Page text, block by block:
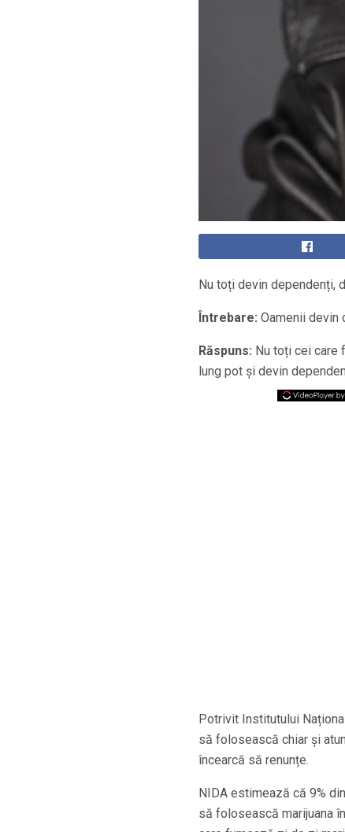
Nu toți devin dependenți,
Întrebare: Oamenii devin
Răspuns: Nu toți cei care
lung pot și devin
Potrivit Institutului
să folosească chiar și
încearcă să renunțe.
NIDA estimează că 9%
să folosească marijuana